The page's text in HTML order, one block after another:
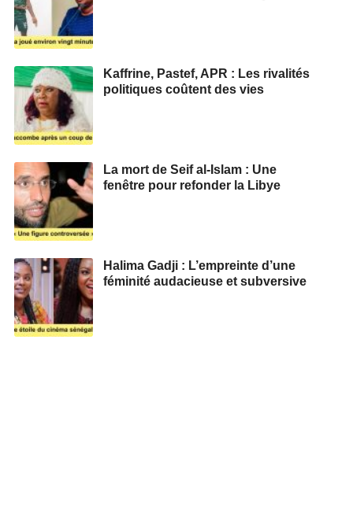
Kaffrine, Pastef, APR : Les rivalités
politiques coûtent des vies
La mort de Seif al-Islam : Une
fenêtre pour refonder la Libye
Halima Gadji : L’empreinte d’une
féminité audacieuse et subversive